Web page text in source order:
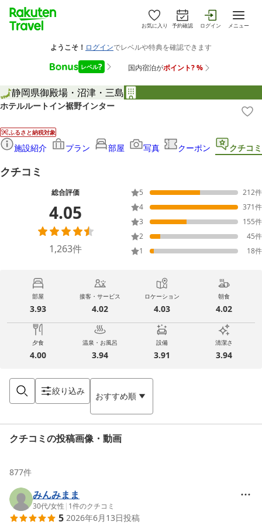
お気に入り 予約確認 ログイン メニュー
静岡県御殿場・沼津・三島
ホテルルートイン裾野インター
ふるさと納税対象
施設紹介 プラン 部屋 写真 クーポン クチコミ
クチコミ
総合評価
4.05
1,263件
5 212件
4
371件
3
155件
2
45件
1
18件
部屋
3.93
接客・サービス
4.02
ロケーション
4.03
朝食
4.02
夕食
4.00
温泉・お風呂
3.94
設備
3.91
清潔さ
3.94
絞り込み おすすめ順
クチコミの投稿画像・動画
877件
みんみまま
30代/女性 | 1件のクチコミ
5 2026年6月13日投稿